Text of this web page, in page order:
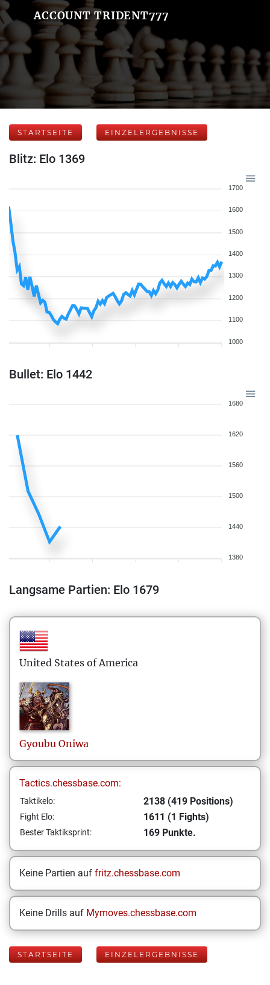
ACCOUNT TRIDENT777
STARTSEITE EINZELERGEBNISSE
Blitz: Elo 1369
1700
1600
1500
1400
1300
1200
1100
1000
Bullet: Elo 1442
1680
1620
1560
1500
1440
1380
Langsame Partien: Elo 1679
United States of America
Gyoubu Oniwa
Tactics.chessbase.com:
Taktikelo: 2138 (419 Positions)
Fight Elo: 1611 (1 Fights)
Bester Taktiksprint: 169 Punkte.
Keine Partien auf fritz.chessbase.com
Keine Drills auf Mymoves.chessbase.com
STARTSEITE EINZELERGEBNISSE